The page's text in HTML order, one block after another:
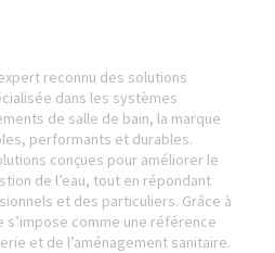
reconnu des solutions
dans les systèmes
de salle de bain, la marque
performants et durables.
conçues pour améliorer le
de l’eau, tout en répondant
et des particuliers. Grâce à
s’impose comme une référence
et de l’aménagement sanitaire.